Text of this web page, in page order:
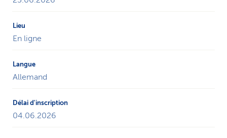
En ligne
Allemand
04.06.2026